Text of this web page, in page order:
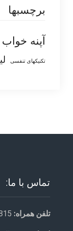
برچسبها
آپنه خواب
تکنیکهای تنفسی
تماس با ما:
تلفن همراه: